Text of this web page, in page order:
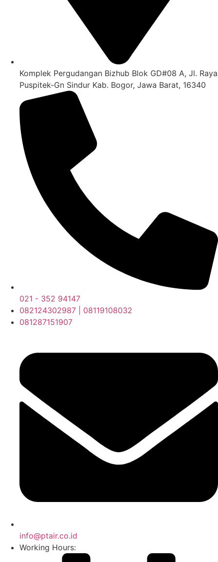
Komplek Pergudangan Bizhub Blok GD#08 A, Jl. Raya
Puspitek-Gn Sindur Kab. Bogor, Jawa Barat, 16340
021 - 352 94147
082124302987 | 08119108032
081287151907
info@ptair.co.id
Working Hours: